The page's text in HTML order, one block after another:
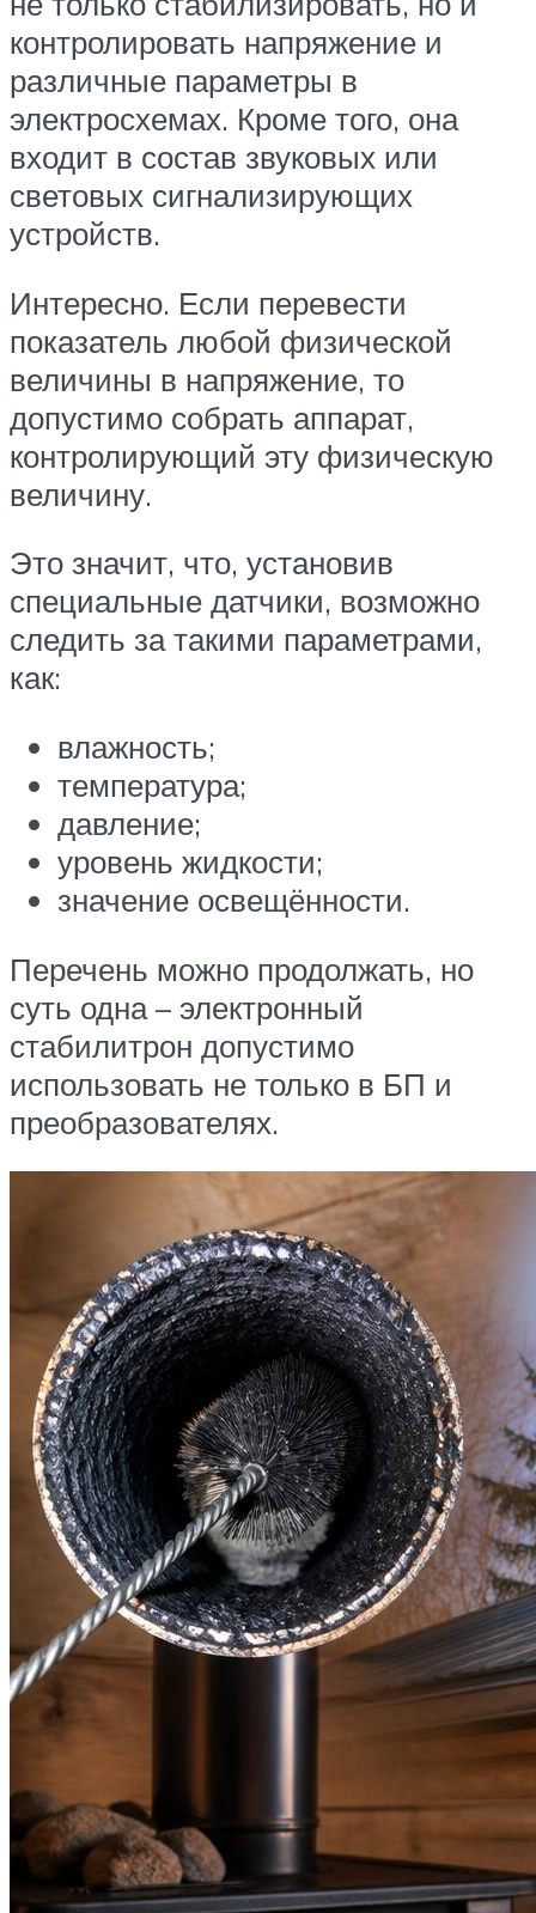
контролировать напряжение и
различные параметры в
электросхемах. Кроме того, она
входит в состав звуковых или
световых сигнализирующих
устройств.
Интересно. Если перевести
показатель любой физической
величины в напряжение, то
допустимо собрать аппарат,
контролирующий эту физическую
величину.
Это значит, что, установив
специальные датчики, возможно
следить за такими параметрами,
как:
влажность;
температура;
давление;
уровень жидкости;
значение освещённости.
Перечень можно продолжать, но
суть одна – электронный
стабилитрон допустимо
использовать не только в БП и
преобразователях.